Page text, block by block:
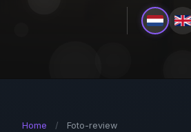
Home / Foto-review